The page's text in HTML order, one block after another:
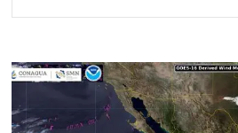
SE
COMPROMETE
CON
COLECTIVOS